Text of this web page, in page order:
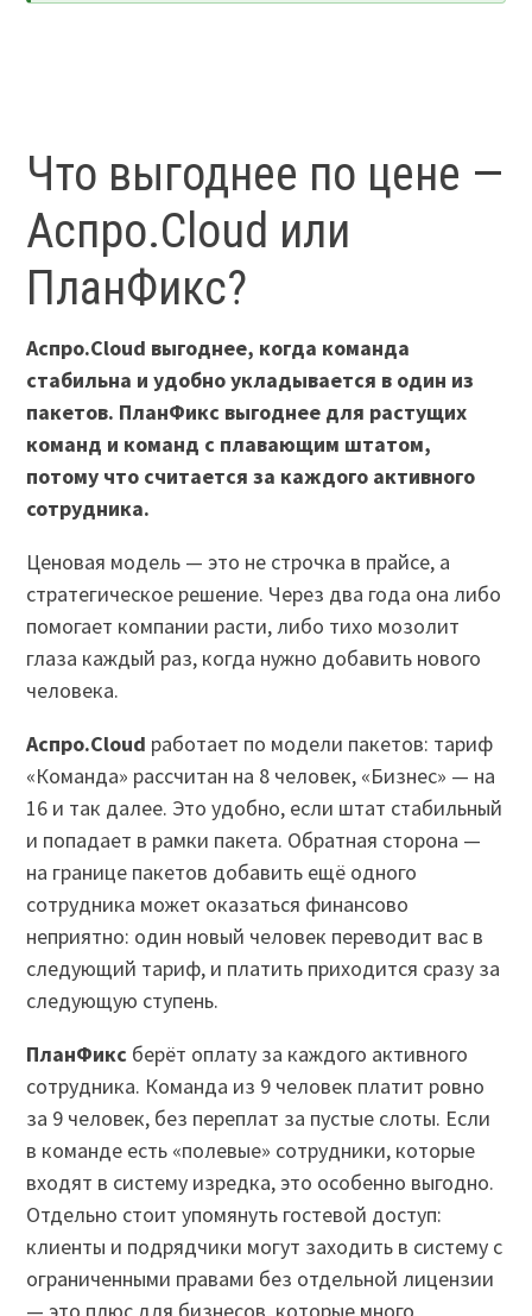
Что выгоднее по цене —
Аспро.Cloud или
ПланФикс?
Аспро.Cloud выгоднее, когда команда
стабильна и удобно укладывается в один из
пакетов. ПланФикс выгоднее для растущих
команд и команд с плавающим штатом,
потому что считается за каждого активного
сотрудника.
Ценовая модель — это не строчка в прайсе, а
стратегическое решение. Через два года она либо
помогает компании расти, либо тихо мозолит
глаза каждый раз, когда нужно добавить нового
человека.
Аспро.Cloud работает по модели пакетов: тариф
«Команда» рассчитан на 8 человек, «Бизнес» — на
16 и так далее. Это удобно, если штат стабильный
и попадает в рамки пакета. Обратная сторона —
на границе пакетов добавить ещё одного
сотрудника может оказаться финансово
неприятно: один новый человек переводит вас в
следующий тариф, и платить приходится сразу за
следующую ступень.
ПланФикс берёт оплату за каждого активного
сотрудника. Команда из 9 человек платит ровно
за 9 человек, без переплат за пустые слоты. Если
в команде есть «полевые» сотрудники, которые
входят в систему изредка, это особенно выгодно.
Отдельно стоит упомянуть гостевой доступ:
клиенты и подрядчики могут заходить в систему с
ограниченными правами без отдельной лицензии